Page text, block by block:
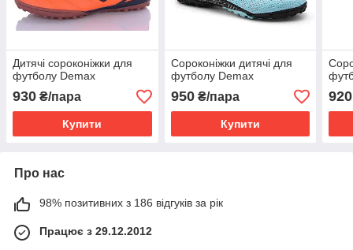
Дитячі сороконіжки для
футболу Demax
930 ₴/пара
Купити
Сороконіжки дитячі для
футболу Demax
950₴/пара
Купити
920
Про нас
98% позитивних з 186 відгуків за рік
Працює з 29.12.2012